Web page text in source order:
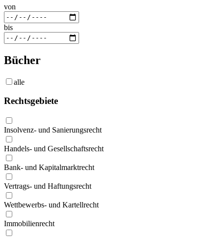
von
bis
Bücher
alle
Rechtsgebiete
Insolvenz- und Sanierungsrecht
Handels- und Gesellschaftsrecht
Bank- und Kapitalmarktrecht
Vertrags- und Haftungsrecht
Wettbewerbs- und Kartellrecht
Immobilienrecht